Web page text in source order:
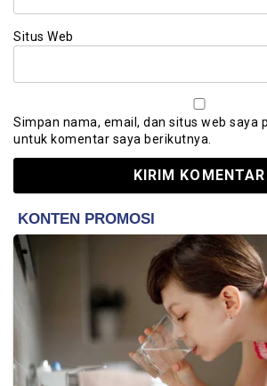
Situs Web
Simpan nama, email, dan situs web saya
untuk komentar saya berikutnya.